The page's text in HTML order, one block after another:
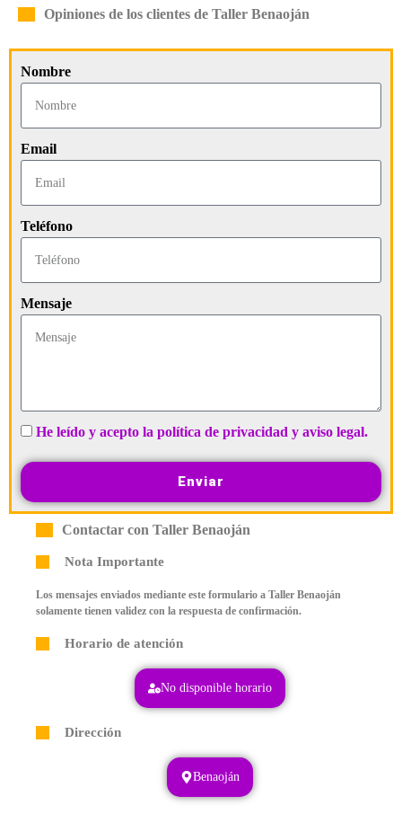
Opiniones de los clientes de Taller Benaoján
Nombre
Email
Teléfono
Mensaje
He leído y acepto la política de privacidad y aviso legal.
Enviar
Contactar con Taller Benaoján
Nota Importante
Los mensajes enviados mediante este formulario a Taller Benaoján
solamente tienen validez con la respuesta de confirmación.
Horario de atención
No disponible horario
Dirección
Benaoján